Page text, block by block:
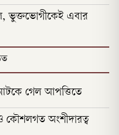
ভুক্তভোগীকেই এবার
গেল আপত্তিতে
ও কৌশলগত অংশীদারত্ব